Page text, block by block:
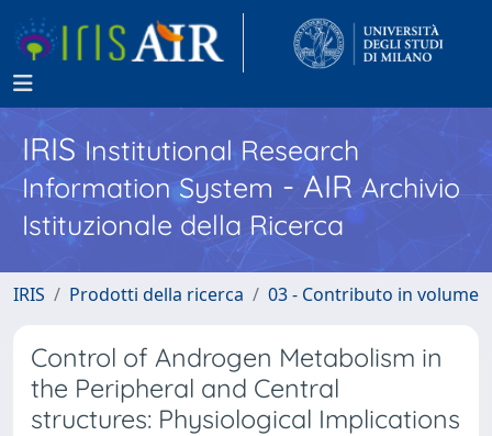
IRISInstitutional Research
Information System - AIR Archivio
Istituzionale della Ricerca
IRIS Prodotti della ricerca 03 - Contributo in volume
Control of Androgen Metabolism in
the Peripheral and Central
structures: Physiological Implications